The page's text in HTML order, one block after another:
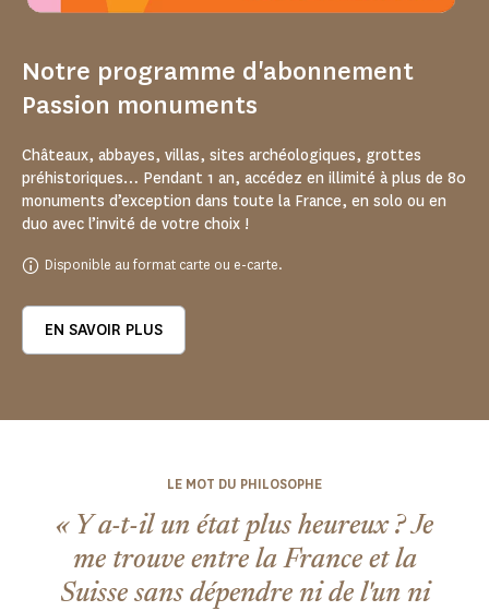
Notre programme d'abonnement
Passion monuments
Châteaux, abbayes, villas, sites archéologiques, grottes
préhistoriques… Pendant 1 an, accédez en illimité à plus de 80
monuments d’exception dans toute la France, en solo ou en
duo avec l’invité de votre choix !
Disponible au format carte ou e-carte.
EN SAVOIR PLUS
LE MOT DU PHILOSOPHE
« Y a-t-il un état plus heureux ? Je
me trouve entre la France et la
Suisse sans dépendre ni de l'un ni